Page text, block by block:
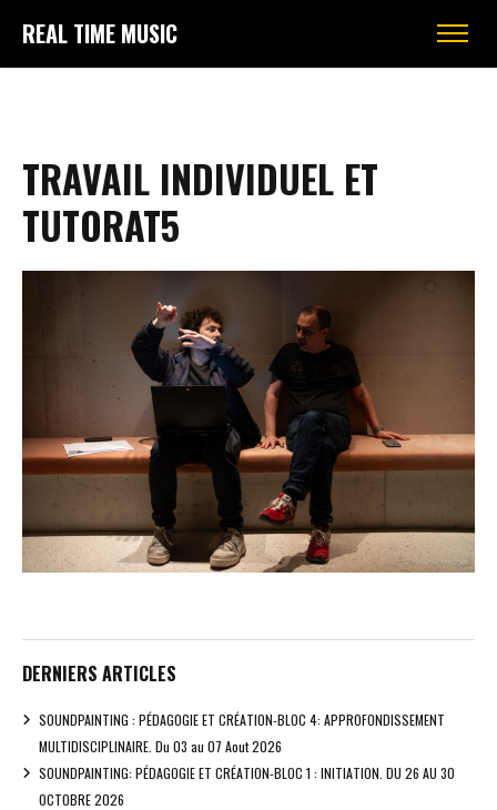
REAL TIME MUSIC
TRAVAIL INDIVIDUEL ET
TUTORAT5
DERNIERS ARTICLES
SOUNDPAINTING : PÉDAGOGIE ET CRÉATION-BLOC 4: APPROFONDISSEMENT
MULTIDISCIPLINAIRE. Du 03 au 07 Aout 2026
SOUNDPAINTING: PÉDAGOGIE ET CRÉATION-BLOC 1 : INITIATION. DU 26 AU 30
OCTOBRE 2026